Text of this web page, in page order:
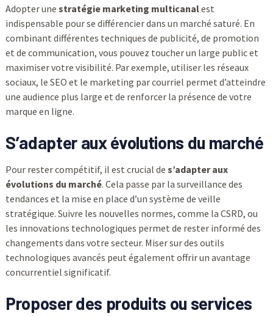
Adopter une stratégie marketing multicanalest
indispensable pour se différencier dans un marché saturé. En
combinant différentes techniques de publicité, de promotion
et de communication, vous pouvez toucher un large public et
maximiser votre visibilité. Par exemple, utiliser les réseaux
sociaux, le SEO et le marketing par courriel permet d’atteindre
une audience plus large et de renforcer la présence de votre
marque en ligne.
S’adapter aux évolutions du marché
Pour rester compétitif, il est crucial de s’adapter aux
évolutions du marché. Cela passe par la surveillance des
tendances et la mise en place d’un système de veille
stratégique. Suivre les nouvelles normes, comme la CSRD, ou
les innovations technologiques permet de rester informé des
changements dans votre secteur. Miser sur des outils
technologiques avancés peut également offrir un avantage
concurrentiel significatif.
Proposer des produits ou services